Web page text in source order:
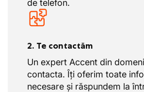
de telefon.
2. Te contactăm
Un expert Accent din
contacta. Îți oferim toate
necesare și răspundem la